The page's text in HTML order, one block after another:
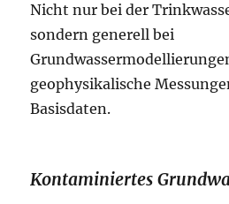
Nicht nur bei der
sondern generell bei
geophysikalische
Basisdaten.
Kontaminiertes